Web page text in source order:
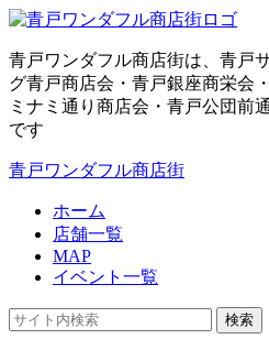
青戸ワンダフル商店街は、青戸
グ青戸商店会・青戸銀座商栄会
ミナミ通り商店会・青戸公団前
です
青戸ワンダフル商店街
ホーム
店舗一覧
MAP
イベント一覧
検索